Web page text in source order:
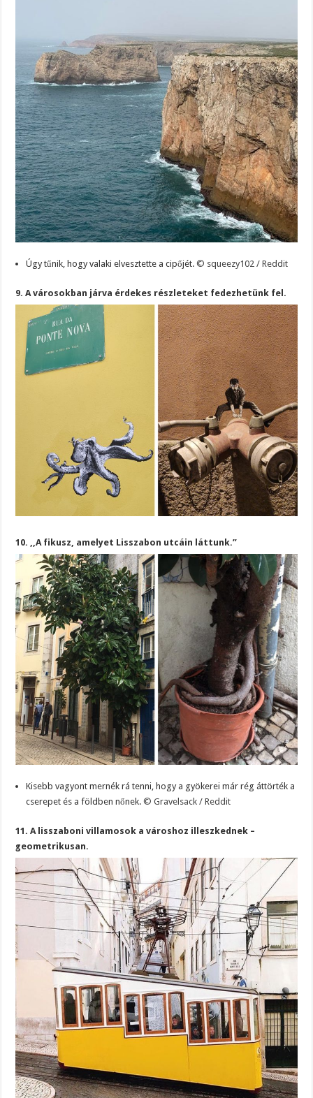
Úgy tűnik, hogy valaki elvesztette a cipőjét.© squeezy102 / Reddit
9. A városokban járva érdekes részleteket fedezhetünk fel.
10. ,,A fikusz, amelyet Lisszabon utcáin láttunk.”
Kisebb vagyont mernék rá tenni, hogy a gyökerei már rég áttörték a
cserepet és a földben nőnek.© Gravelsack / Reddit
11. A lisszaboni villamosok a városhoz illeszkednek –
geometrikusan.